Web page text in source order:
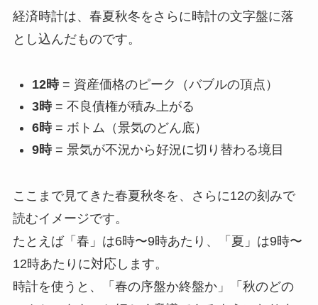
経済時計は、春夏秋冬をさらに時計の文字盤に落
とし込んだものです。
12時= 資産価格のピーク（バブルの頂点）
3時= 不良債権が積み上がる
6時= ボトム（景気のどん底）
9時= 景気が不況から好況に切り替わる境目
ここまで見てきた春夏秋冬を、さらに12の刻みで
読むイメージです。
たとえば「春」は6時〜9時あたり、「夏」は9時〜
12時あたりに対応します。
時計を使うと、「春の序盤か終盤か」「秋のどの